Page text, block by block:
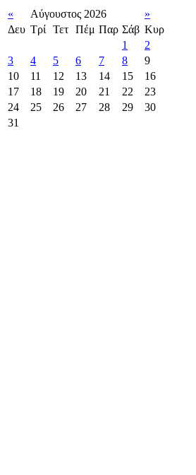
« Αύγουστος 2026
»
Δευ Τρί Τετ Πέμ Παρ Σάβ Κυρ
1
2
3
4 5 6 7 8
9
10
11 12 13 14 15
16
17
18 19 20 21 22
23
24
25 26 27 28 29
30
31